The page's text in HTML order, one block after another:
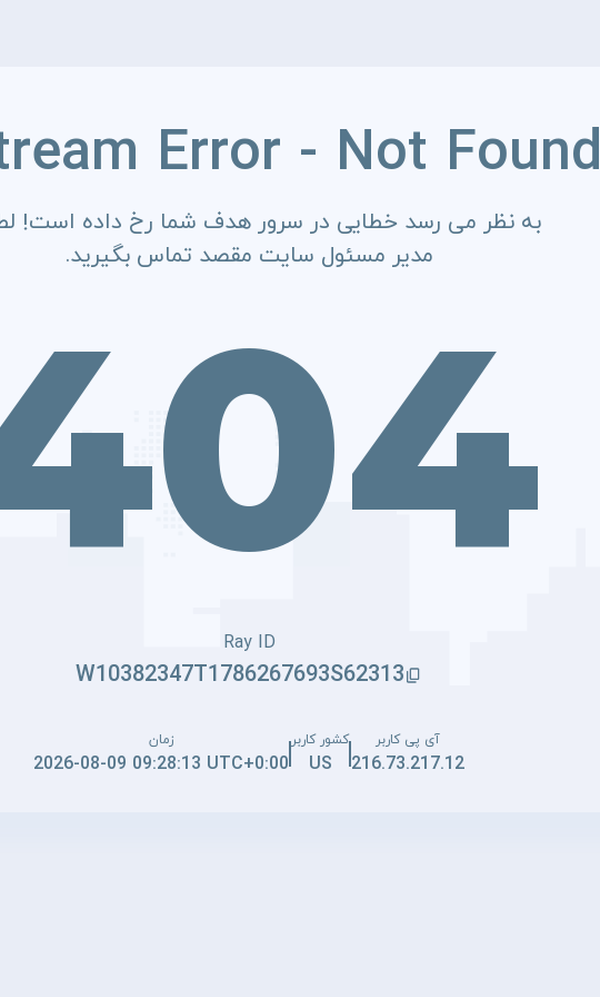
Error - Not Found
به نظر می رسد خطایی در سرور هدف شما رخ داده است!
مدیر مسئول سایت مقصد تماس بگیرید.
Ray ID
W10382347T1786267693S62313
آی پی کاربر
216.73.217.12
کشور کاربر
US
زمان
2026-08-09 09:28:13 UTC+0:00